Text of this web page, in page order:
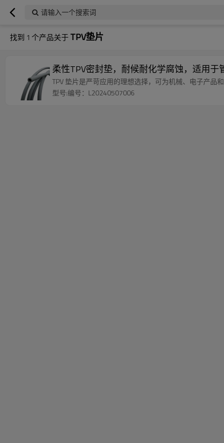
请输入一个搜索词
找到 1 个产品关于TPV垫片
柔性TPV密封垫，耐候耐化学腐蚀，适用于
TPV 垫片是严苛应用的理想选择，可为机械、电子产品
型号:编号：L20240507006